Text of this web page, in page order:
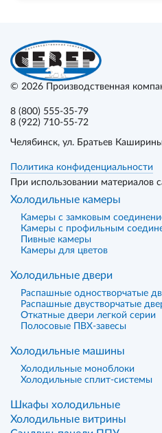
© 2026 Производственная
8 (800) 555-35-79
8 (922) 710-55-72
Челябинск, ул. Братьев
Политика конфиденциальности
При использовании материалов
Холодильные камеры
Камеры с замковым
Камеры с профильным
Пивные камеры
Камеры для цветов
Холодильные двери
Распашные одностворчатые
Распашные двустворчатые
Откатные двери легкой серии
Полосовые ПВХ-завесы
Холодильные машины
Холодильные моноблоки
Холодильные сплит-системы
Шкафы холодильные
Холодильные витрины